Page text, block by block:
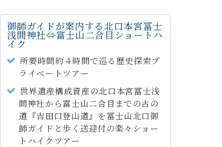
御師ガイドが案内する北口本宮冨士
浅間神社⇔富士山二合目ショートハ
イク
所要時間約４時間で巡る歴史探索プ
ライベートツアー
世界遺産構成資産の北口本宮冨士浅
間神社から富士山二合目までの古の
道『吉田口登山道』を冨士山北口御
師ガイドと歩く送迎付の楽々ショー
トハイクツアー